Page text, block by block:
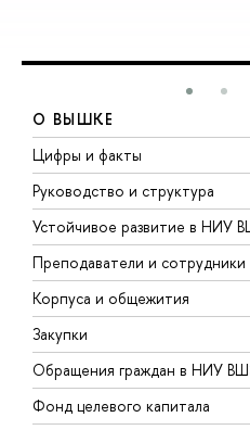
О ВЫШКЕ
Цифры и факты
Руководство и структура
Устойчивое развитие в НИУ
Преподаватели и сотрудники
Корпуса и общежития
Закупки
Обращения граждан в НИУ
Фонд целевого капитала